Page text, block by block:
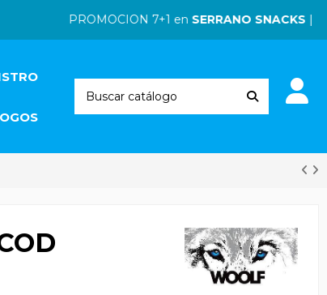
PROMOCION 7+1 en SERRANO SNACKS|